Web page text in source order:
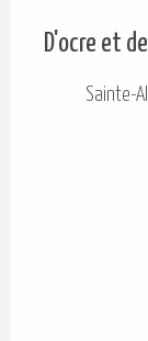
D'ocre et
Sainte-